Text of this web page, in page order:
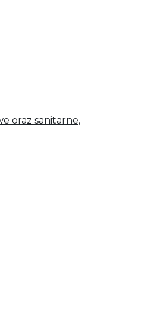
oraz sanitarne,